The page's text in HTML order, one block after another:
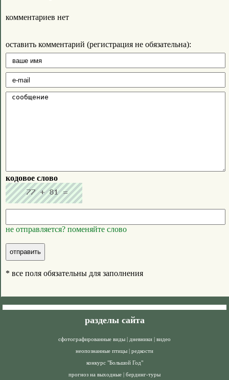
комментариев нет
оставить комментарий (регистрация не обязательна):
кодовое слово
не отправляется? поменяйте слово
* все поля обязательны для заполнения
разделы сайта
сфотографированные виды | дневники | видео
неопознанные птицы | редкости
конкурс "Большой Год"
прогноз на выходные | бердинг-туры